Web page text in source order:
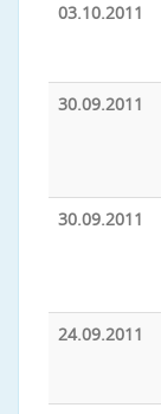
03.10.2011
30.09.2011
30.09.2011
24.09.2011